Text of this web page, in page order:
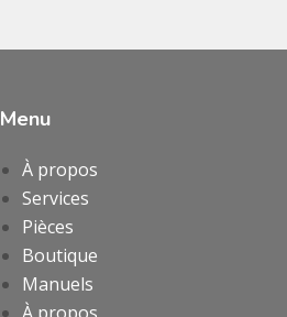
Menu
À propos
Services
Pièces
Boutique
Manuels